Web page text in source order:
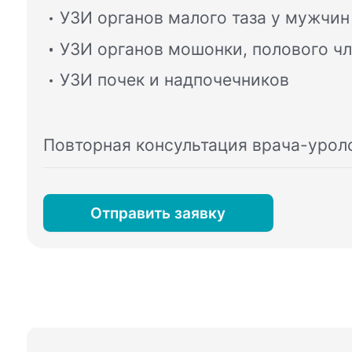
УЗИ органов малого таза у мужчин
УЗИ органов мошонки, полового
УЗИ почек и надпочечников
Повторная консультация врача-
Отправить заявку